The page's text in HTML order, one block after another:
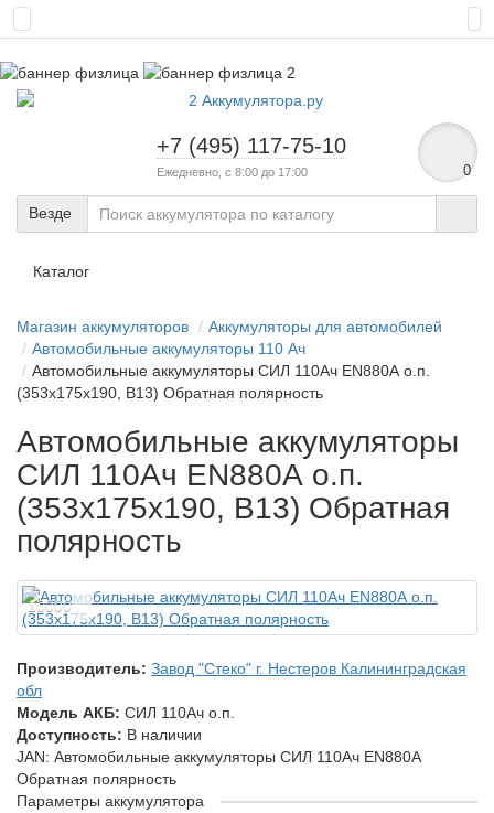
+7 (495) 117-75-10
Ежедневно, с 8:00 до 17:00 0
Везде
Каталог
Магазин аккумуляторов
Аккумуляторы для автомобилей
Автомобильные аккумуляторы 110 Ач
Автомобильные аккумуляторы СИЛ 110Ач EN880А о.п.
(353х175х190, B13) Обратная полярность
Автомобильные аккумуляторы
СИЛ 110Ач EN880А о.п.
(353х175х190, B13) Обратная
полярность
10000
Производитель: Завод "Стеко" г. Нестеров Калининградская
обл
Модель АКБ: СИЛ 110Ач о.п.
Доступность: В наличии
JAN: Автомобильные аккумуляторы СИЛ 110Ач EN880А
Обратная полярность
Параметры аккумулятора